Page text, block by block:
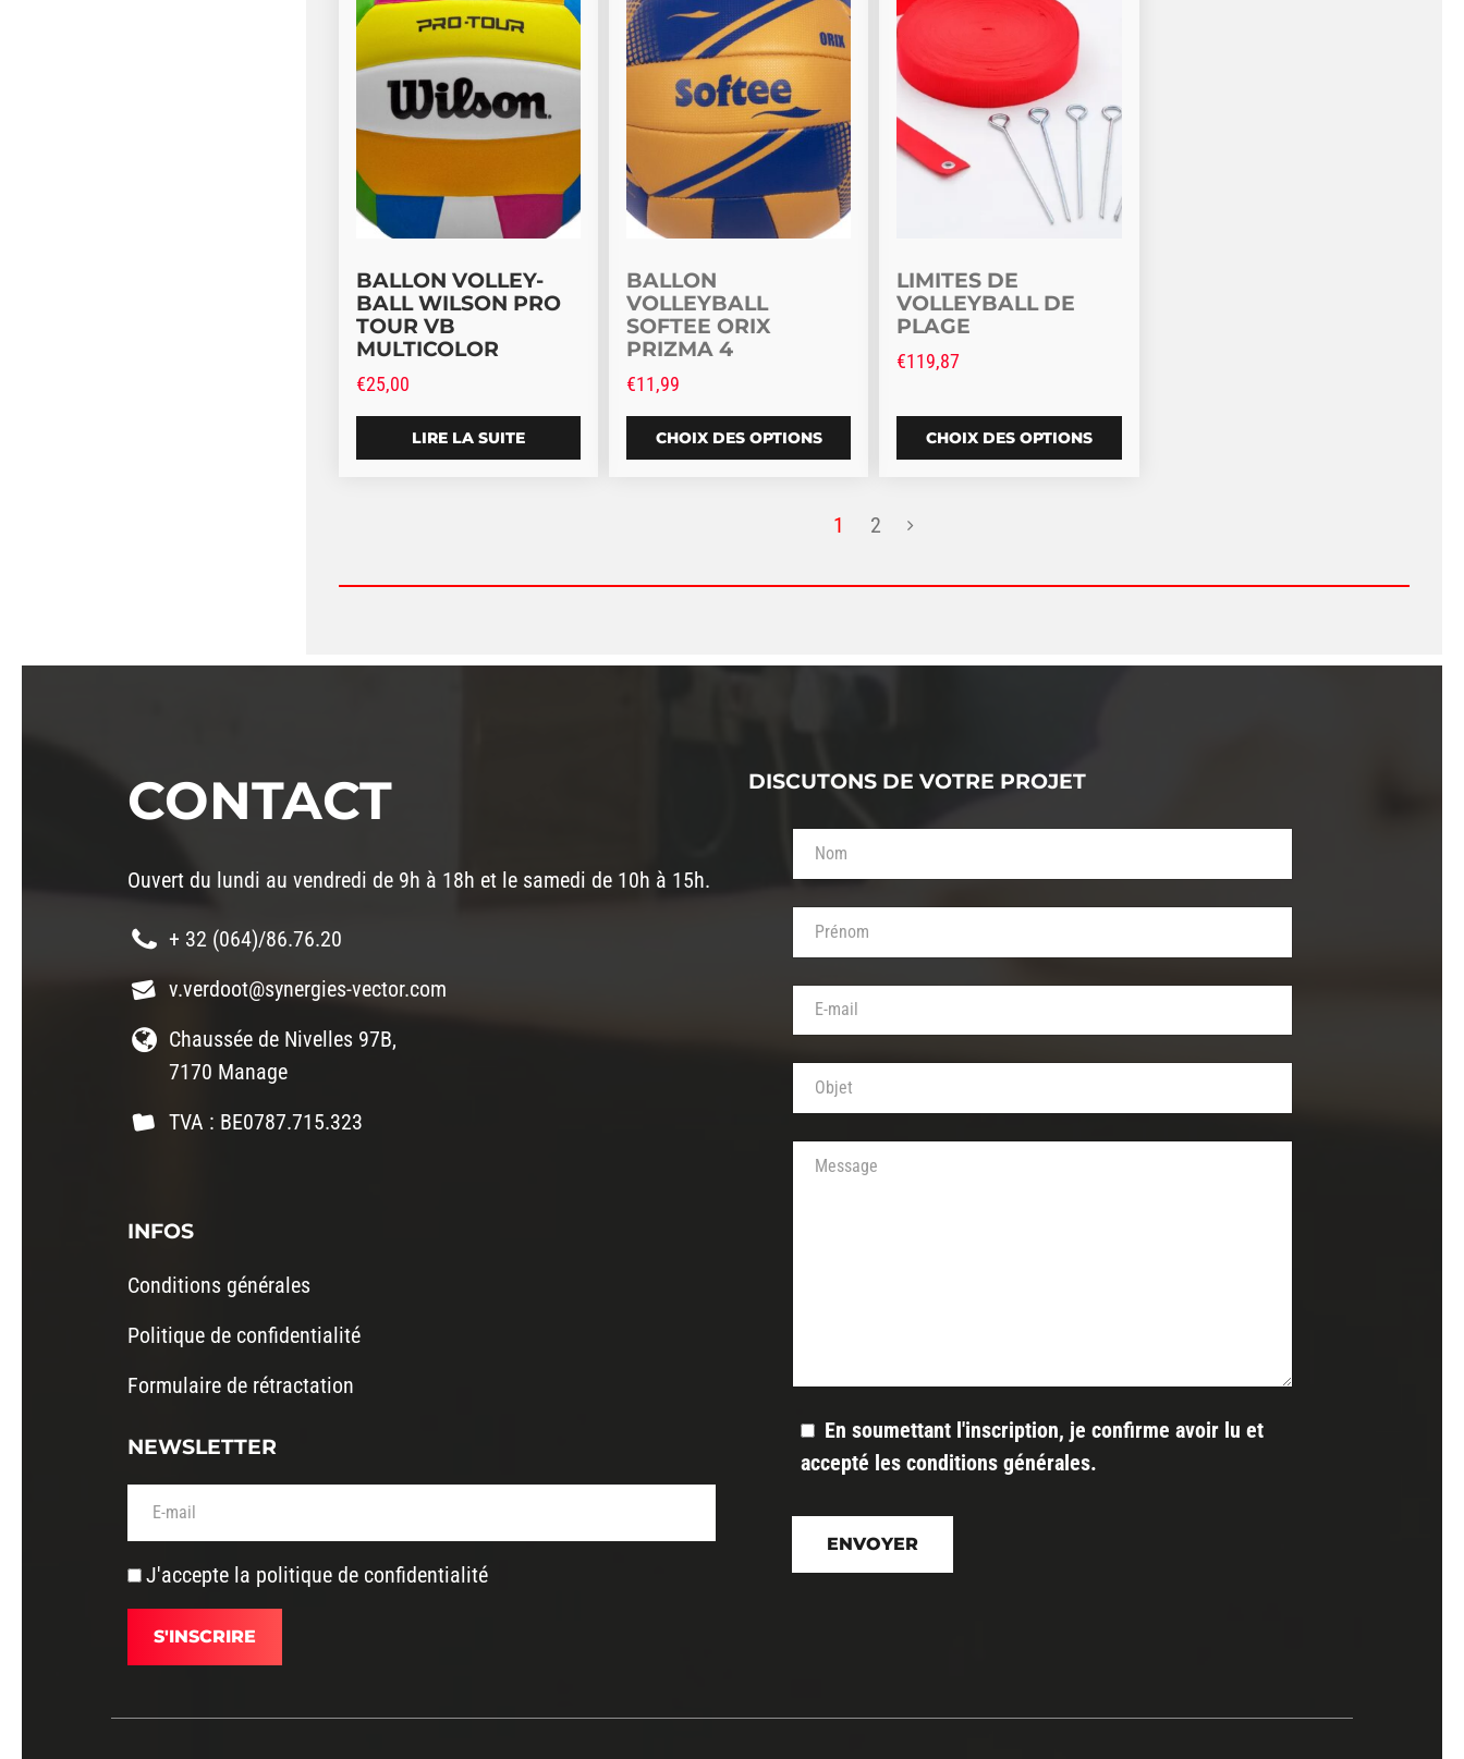
BALLON VOLLEY-
BALL WILSON PRO
TOUR VB
MULTICOLOR
€25,00
LIRE LA SUITE
BALLON
VOLLEYBALL
SOFTEE ORIX
PRIZMA 4
€11,99
CHOIX DES OPTIONS
LIMITES DE
VOLLEYBALL DE
PLAGE
€119,87
CHOIX DES OPTIONS
1 2
CONTACT
Ouvert du lundi au vendredi de 9h à 18h et le samedi de 10h à 15h.
+ 32 (064)/86.76.20
v.verdoot@synergies-vector.com
Chaussée de Nivelles 97B,
7170 Manage
TVA : BE0787.715.323
INFOS
Conditions générales
Politique de confidentialité
Formulaire de rétractation
NEWSLETTER
Votre adresse de messagerie (obligatoire)
J'accepte la politique de confidentialité
DISCUTONS DE VOTRE PROJET
Votre nom (obligatoire)
Votre prénom (obligatoire)
Votre adresse de messagerie (obligatoire)
Objet de votre message (obligatoire)
Votre message
En soumettant l'inscription, je confirme avoir lu et
accepté les conditions générales.
Veuillez
laisser
ce